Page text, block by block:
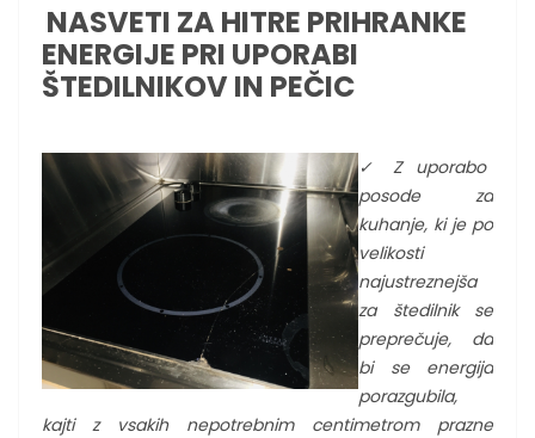
NASVETI ZA HITRE PRIHRANKE
ENERGIJE PRI UPORABI
ŠTEDILNIKOV IN PEČIC
✓
Z uporabo
posode za
kuhanje, ki je po
velikosti
najustreznejša
za štedilnik se
preprečuje, da
bi se energija
porazgubila,
kajti z vsakih nepotrebnim centimetrom prazne